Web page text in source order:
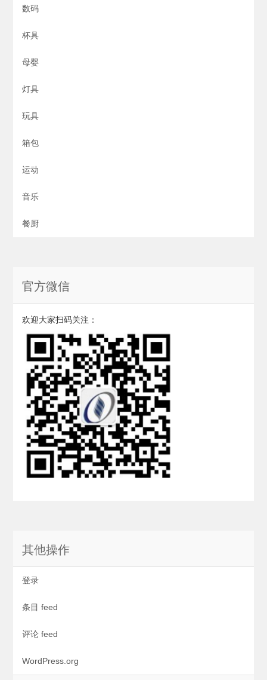
数码
杯具
母婴
灯具
玩具
箱包
运动
音乐
餐厨
官方微信
欢迎大家扫码关注：
其他操作
登录
条目 feed
评论 feed
WordPress.org